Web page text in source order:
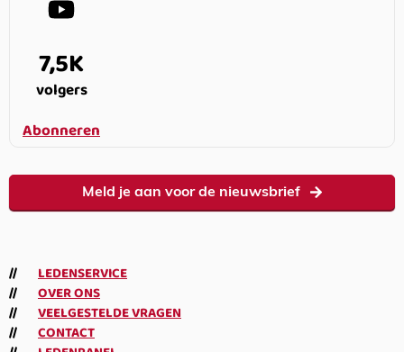
7,5K
volgers
Abonneren
Meld je aan voor de nieuwsbrief
LEDENSERVICE
OVER ONS
VEELGESTELDE VRAGEN
CONTACT